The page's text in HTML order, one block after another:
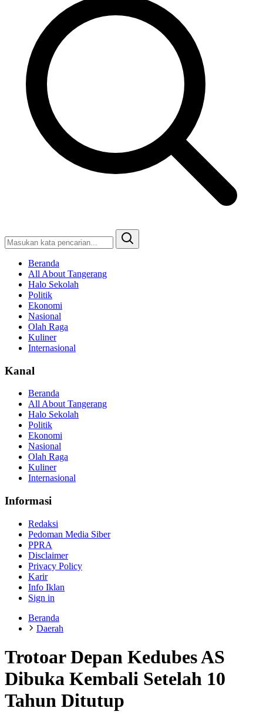
Beranda
All About Tangerang
Halo Sekolah
Politik
Ekonomi
Nasional
Olah Raga
Kuliner
Internasional
Kanal
Beranda
All About Tangerang
Halo Sekolah
Politik
Ekonomi
Nasional
Olah Raga
Kuliner
Internasional
Informasi
Redaksi
Pedoman Media Siber
PPRA
Disclaimer
Privacy Policy
Karir
Info Iklan
Sign in
Beranda
Daerah
Trotoar Depan Kedubes AS
Dibuka Kembali Setelah 10
Tahun Ditutup